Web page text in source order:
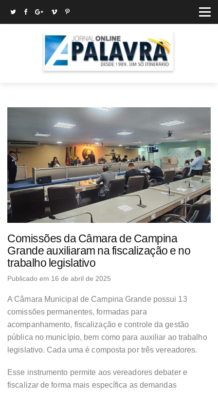
Comissões da Câmara de Campina
Grande auxiliaram na fiscalização e no
trabalho legislativo
Publicado em 16 de abril de 2025
A Câmara Municipal de Campina Grande possui 13
comissões permanentes, formadas para
acompanhamento, fiscalização e controle da gestão
pública no município, bem como para auxiliar ao trabalho
legislativo. Cada uma é composta por três vereadores.
Esse instrumento permite aos vereadores debater e
fiscalizar de forma mais específica as demandas